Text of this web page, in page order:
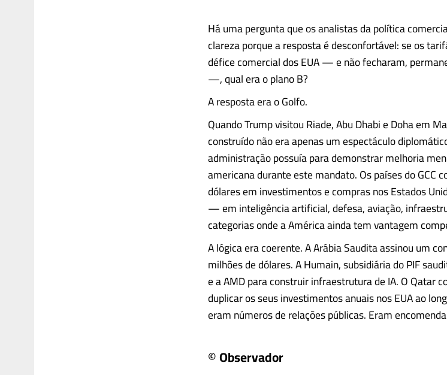
Há uma pergunta que os analistas da política
clareza porque a resposta é desconfortável: se os
défice comercial dos EUA — e não fecharam,
—, qual era o plano B?
A resposta era o Golfo.
Quando Trump visitou Riade, Abu Dhabi e Doha em
construído não era apenas um espectáculo
administração possuía para demonstrar melhoria
americana durante este mandato. Os países do GCC
dólares em investimentos e compras nos Estados
— em inteligência artificial, defesa, aviação,
categorias onde a América ainda tem vantagem
A lógica era coerente. A Arábia Saudita assinou um
milhões de dólares. A Humain, subsidiária do PIF
e a AMD para construir infraestrutura de IA. O Qatar
duplicar os seus investimentos anuais nos EUA ao
eram números de relações públicas. Eram
© Observador